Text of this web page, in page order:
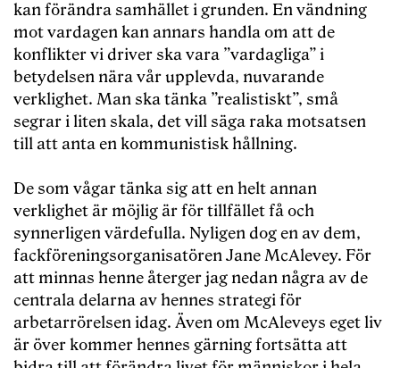
kan förändra samhället i grunden. En vändning
mot vardagen kan annars handla om att de
konflikter vi driver ska vara ”vardagliga” i
betydelsen nära vår upplevda, nuvarande
verklighet. Man ska tänka ”realistiskt”, små
segrar i liten skala, det vill säga raka motsatsen
till att anta en kommunistisk hållning.
De som vågar tänka sig att en helt annan
verklighet är möjlig är för tillfället få och
synnerligen värdefulla. Nyligen dog en av dem,
fackföreningsorganisatören Jane McAlevey. För
att minnas henne återger jag nedan några av de
centrala delarna av hennes strategi för
arbetarrörelsen idag. Även om McAleveys eget liv
är över kommer hennes gärning fortsätta att